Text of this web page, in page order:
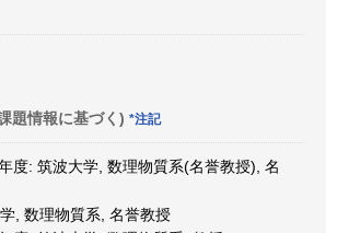
題情報に基づく) *注記
度: 筑波大学, 数理物質系(名誉教授), 名
, 数理物質系, 名誉教授